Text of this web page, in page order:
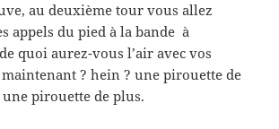
au deuxième tour vous allez
appels du pied à la bande à
quoi aurez-vous l’air avec vos
? hein ? une pirouette de
pirouette de plus.